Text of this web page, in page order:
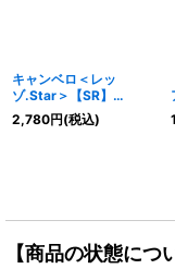
キャンベロ＜レッ
ゾ.Star＞【SR】
{P74/Y20}《火》
2,780円(税込)
【商品の状態につ